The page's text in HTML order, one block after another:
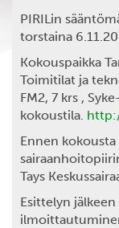
PIRILin
torstaina
Kokouspaikka
Toimitilat ja
FM2, 7 krs , Syke-
kokoustila.
Ennen
Tays
Esittelyn